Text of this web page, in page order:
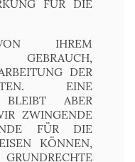
FÜR DIE
IHREM
GEBRAUCH,
DER
EINE
BLEIBT ABER
ZWINGENDE
FÜR DIE
KÖNNEN,